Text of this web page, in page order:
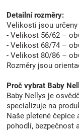
Detailní rozměry:
Velikosti jsou určeny
- Velikost 56/62 –
- Velikost 68/74 –
- Velikost 80/86 –
Rozměry jsou
Proč vybrat Baby
Baby Nellys je
specializuje na
Naše pletené čepice
pohodlí, bezpečnost